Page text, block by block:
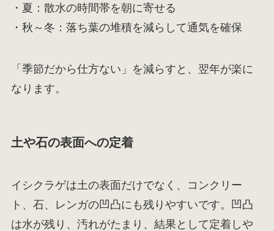
・夏：散水の時間帯を朝に寄せる
・秋～冬：落ち葉の堆積を減らして通気を確保
「季節だから仕方ない」を減らすと、翌年が楽に
なります。
土や石の表面への定着
イシクラゲは土の表面だけでなく、コンクリー
ト、石、レンガの凹凸にも残りやすいです。凹凸
は水が残り、汚れがたまり、結果として定着しや